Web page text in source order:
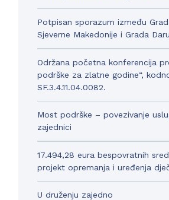
Potpisan sporazum između
Sjeverne Makedonije i Grada
Održana početna konferencija
podrške za zlatne godine“,
SF.3.4.11.04.0082.
Most podrške – povezivanje
zajednici
17.494,28 eura bespovratnih
projekt opremanja i uređenja
U druženju zajedno